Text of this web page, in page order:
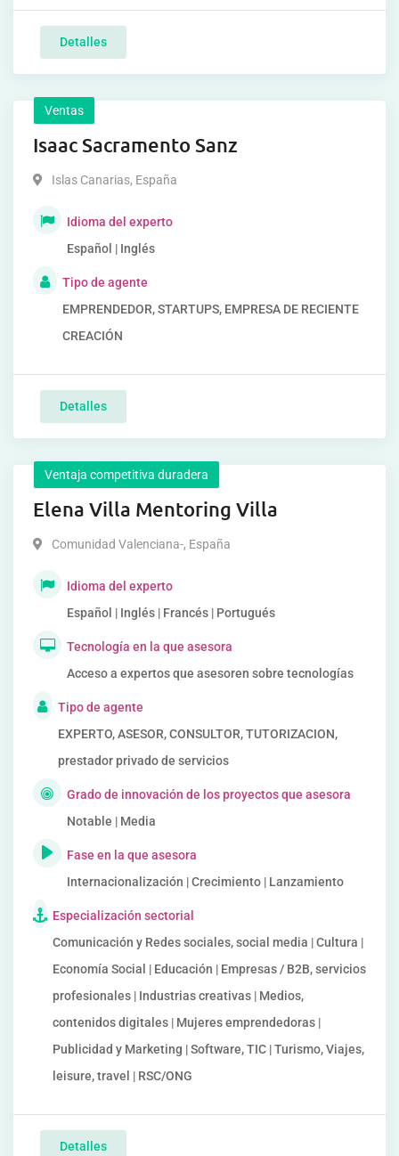
Detalles
Ventas
Isaac Sacramento Sanz
Islas Canarias, España
Idioma del experto
Español | Inglés
Tipo de agente
EMPRENDEDOR, STARTUPS, EMPRESA DE RECIENTE
CREACIÓN
Detalles
Ventaja competitiva duradera
Elena Villa Mentoring Villa
Comunidad Valenciana-, España
Idioma del experto
Español | Inglés | Francés | Portugués
Tecnología en la que asesora
Acceso a expertos que asesoren sobre tecnologías
Tipo de agente
EXPERTO, ASESOR, CONSULTOR, TUTORIZACION,
prestador privado de servicios
Grado de innovación de los proyectos que asesora
Notable | Media
Fase en la que asesora
Internacionalización | Crecimiento | Lanzamiento
Especialización sectorial
Comunicación y Redes sociales, social media | Cultura |
Economía Social | Educación | Empresas / B2B, servicios
profesionales | Industrias creativas | Medios,
contenidos digitales | Mujeres emprendedoras |
Publicidad y Marketing | Software, TIC | Turismo, Viajes,
leisure, travel | RSC/ONG
Detalles